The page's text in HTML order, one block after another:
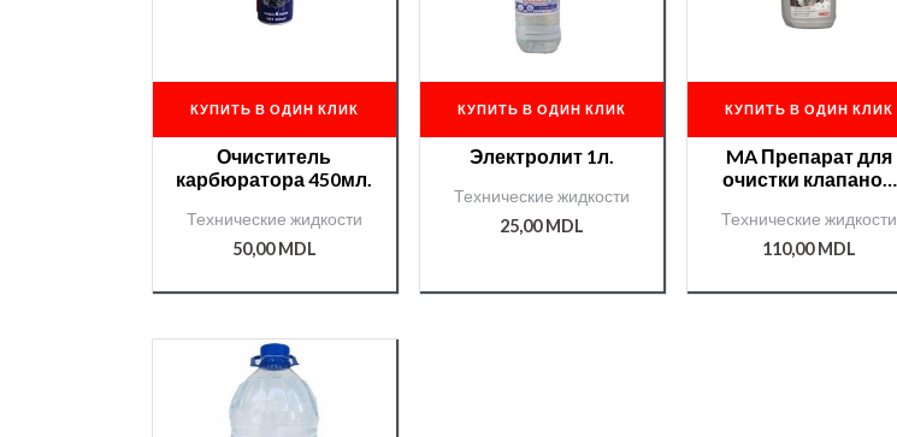
КУПИТЬ В ОДИН КЛИК
Очиститель
карбюратора 450мл.
Технические жидкости
50,00MDL
КУПИТЬ В ОДИН КЛИК
Электролит 1л.
Технические жидкости
25,00MDL
КУПИТЬ В ОДИН КЛИК
MA Препарат для
очистки клапанов
20A56
Технические жидкости
110,00MDL